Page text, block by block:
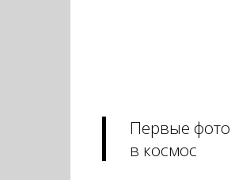
Первые фото
в космос